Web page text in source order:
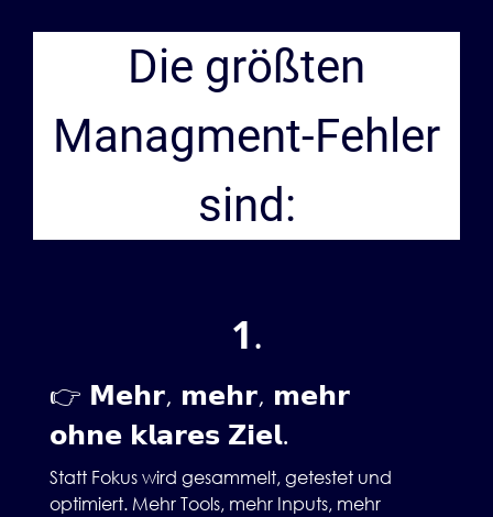
Die größten
Managment-Fehler
sind:
1.
👉 𝗠𝗲𝗵𝗿, 𝗺𝗲𝗵𝗿, 𝗺𝗲𝗵𝗿
𝗼𝗵𝗻𝗲 𝗸𝗹𝗮𝗿𝗲𝘀 𝗭𝗶𝗲𝗹.
Statt Fokus wird gesammelt, getestet und
optimiert. Mehr Tools, mehr Inputs, mehr